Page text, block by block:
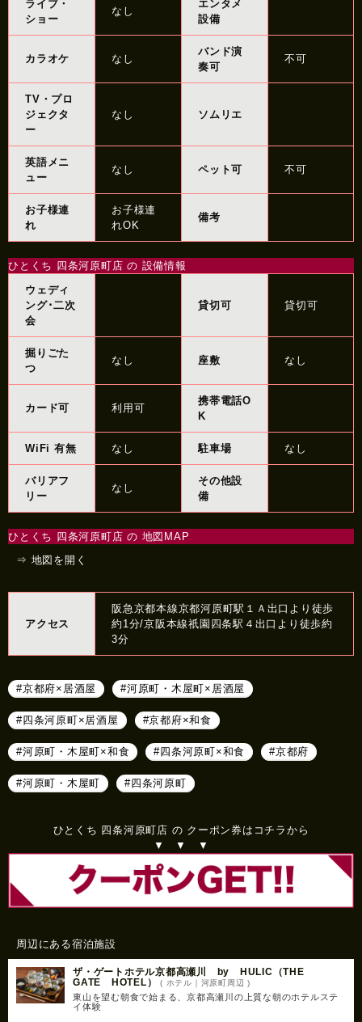
ライブ・
ショー
なし
エンタメ
設備
カラオケ なし
バンド演
奏可
不可
TV・プロ
ジェクタ
ー
なし ソムリエ
英語メニ
ュー
なし ペット可 不可
お子様連
れ
お子様連
れOK
備考
ひとくち 四条河原町店 の 設備情報
ウェディ
ング･二次
会
貸切可 貸切可
掘りごた
つ
なし 座敷 なし
カード可 利用可
携帯電話O
K
WiFi 有無 なし 駐車場 なし
バリアフ
リー
なし
その他設
備
ひとくち 四条河原町店 の 地図MAP
⇒ 地図を開く
アクセス
阪急京都本線京都河原町駅１Ａ出口より徒歩
約1分/京阪本線祇園四条駅４出口より徒歩約
3分
#京都府×居酒屋 #河原町・木屋町×居酒屋
#四条河原町×居酒屋 #京都府×和食
#河原町・木屋町×和食 #四条河原町×和食 #京都府
#河原町・木屋町 #四条河原町
ひとくち 四条河原町店 の クーポン券はコチラから
▼ ▼ ▼
周辺にある宿泊施設
ザ・ゲートホテル京都高瀬川 by HULIC（THE
GATE HOTEL）
( ホテル｜河原町周辺 )
東山を望む朝食で始まる、京都高瀬川の上質な朝のホテルステ
イ体験